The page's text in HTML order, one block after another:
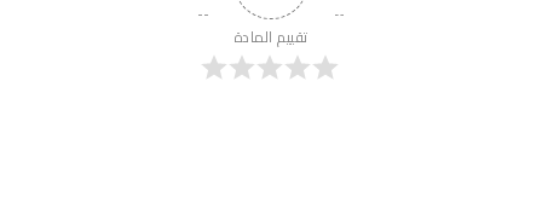
تقييم المادة